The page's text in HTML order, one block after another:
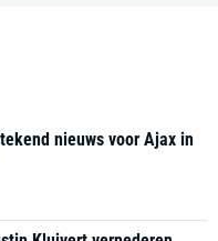
nieuws voor Ajax in